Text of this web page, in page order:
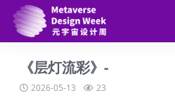
《层灯流彩》-
2026-05-13 23